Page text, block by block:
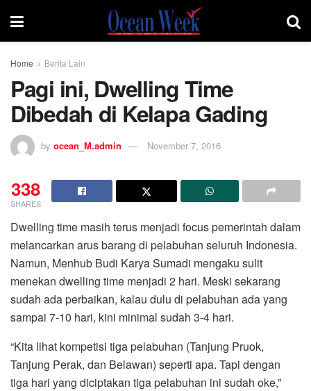
Home Berita Lain
Pagi ini, Dwelling Time
Dibedah di Kelapa Gading
by ocean_M.admin November 7, 2016
338
SHARES
Dwelling time masih terus menjadi focus pemerintah dalam
melancarkan arus barang di pelabuhan seluruh Indonesia.
Namun, Menhub Budi Karya Sumadi mengaku sulit
menekan dwelling time menjadi 2 hari. Meski sekarang
sudah ada perbaikan, kalau dulu di pelabuhan ada yang
sampai 7-10 hari, kini minimal sudah 3-4 hari.
“Kita lihat kompetisi tiga pelabuhan (Tanjung Pruok,
Tanjung Perak, dan Belawan) seperti apa. Tapi dengan
tiga hari yang diciptakan tiga pelabuhan ini sudah oke,”